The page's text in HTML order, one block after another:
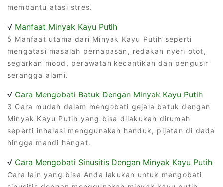
membantu atasi stres.
√ Manfaat Minyak Kayu Putih
5 Manfaat utama dari Minyak Kayu Putih seperti
mengatasi masalah pernapasan, redakan nyeri otot,
segarkan mood, perawatan kecantikan dan pengusir
serangga alami.
√ Cara Mengobati Batuk Dengan Minyak Kayu Putih
3 Cara mudah dalam mengobati gejala batuk dengan
Minyak Kayu Putih yang bisa dilakukan dirumah
seperti inhalasi menggunakan handuk, pijatan di dada
hingga mandi hangat.
√ Cara Mengobati Sinusitis Dengan Minyak Kayu Putih
Cara lain yang bisa Anda lakukan untuk mengobati